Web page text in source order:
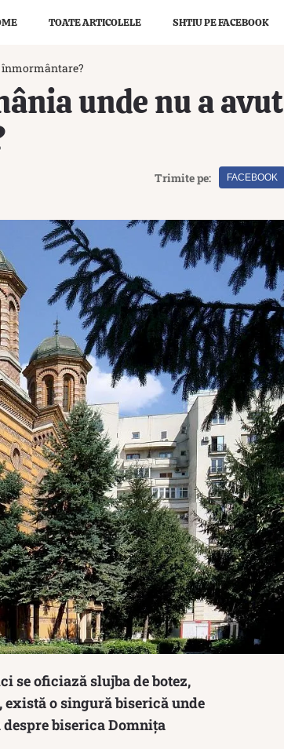
TOATE ARTICOLELE SHTIU PE FACEBOOK
înmormântare?
unde nu a avut
Trimite pe: FACEBOOK
se oficiază slujba de botez,
există o singură biserică unde
biserica Domniţa